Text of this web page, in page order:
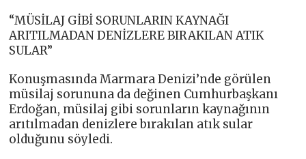
“MÜSİLAJ GİBİ SORUNLARIN KAYNAĞI
ARITILMADAN DENİZLERE BIRAKILAN ATIK
SULAR”
Konuşmasında Marmara Denizi’nde görülen
müsilaj sorununa da değinen Cumhurbaşkanı
Erdoğan, müsilaj gibi sorunların kaynağının
arıtılmadan denizlere bırakılan atık sular
olduğunu söyledi.